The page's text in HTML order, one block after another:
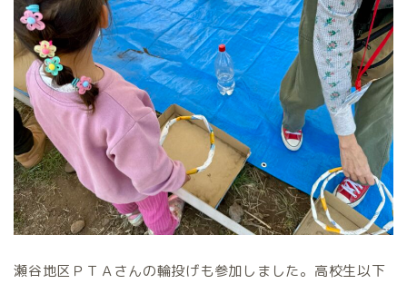
瀬谷地区ＰＴＡさんの輪投げも参加しました。高校生以下